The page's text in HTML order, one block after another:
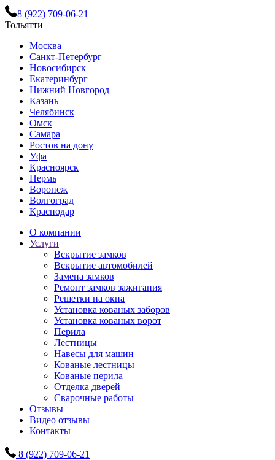
8 (922) 709-06-21
Тольятти
Москва
Санкт-Петербург
Новосибирск
Екатеринбург
Нижний Новгород
Казань
Челябинск
Омск
Самара
Ростов на дону
Уфа
Красноярск
Пермь
Воронеж
Волгоград
Краснодар
О компании
Услуги
Вскрытие замков
Вскрытие автомобилей
Замена замков
Ремонт замков зажигания
Решетки на окна
Установка кованых заборов
Установка кованых ворот
Перила
Лестницы
Навесы для машин
Кованые лестницы
Кованые перила
Отделка дверей
Сварочные работы
Отзывы
Видео отзывы
Контакты
8 (922) 709-06-21